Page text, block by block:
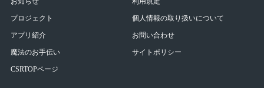
プロジェクト
アプリ紹介
魔法のお手伝い
CSRTOPページ
個人情報の取り扱いについて
お問い合わせ
サイトポリシー